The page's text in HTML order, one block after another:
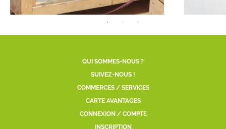
QUI SOMMES-NOUS ?
SUIVEZ-NOUS !
COMMERCES / SERVICES
CARTE AVANTAGES
CONNEXION / COMPTE
INSCRIPTION